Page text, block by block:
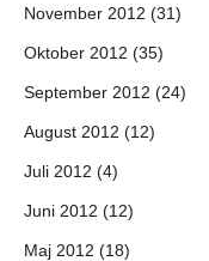
November 2012 (31)
Oktober 2012 (35)
September 2012 (24)
August 2012 (12)
Juli 2012 (4)
Juni 2012 (12)
Maj 2012 (18)